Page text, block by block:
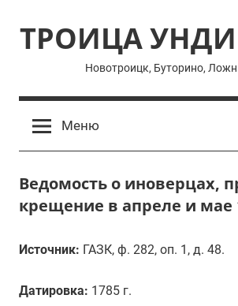
содержимому
ТРОИЦА
Новотроицк, Буторино,
Меню
Ведомость о иноверцах,
крещение в апреле и мае
Источник: ГАЗК, ф. 282, оп. 1, д. 48.
Датировка: 1785 г.